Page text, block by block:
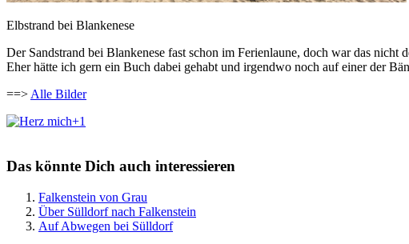
Elbstrand bei Blankenese
Der Sandstrand bei Blankenese fast schon im Ferienlaune, doch war das
Eher hätte ich gern ein Buch dabei gehabt und irgendwo noch auf einer der
==> Alle Bilder
+1
Das könnte Dich auch interessieren
Falkenstein von Grau
Über Sülldorf nach Falkenstein
Auf Abwegen bei Sülldorf